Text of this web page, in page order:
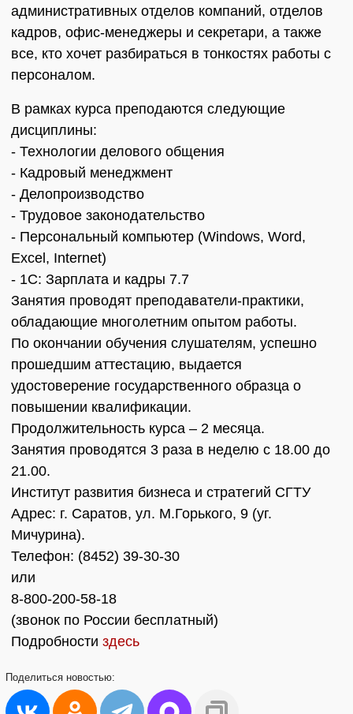
административных отделов компаний, отделов
кадров, офис-менеджеры и секретари, а также
все, кто хочет разбираться в тонкостях работы с
персоналом.
В рамках курса преподаются следующие
дисциплины:
- Технологии делового общения
- Кадровый менеджмент
- Делопроизводство
- Трудовое законодательство
- Персональный компьютер (Windows, Word,
Excel, Internet)
- 1С: Зарплата и кадры 7.7
Занятия проводят преподаватели-практики,
обладающие многолетним опытом работы.
По окончании обучения слушателям, успешно
прошедшим аттестацию, выдается
удостоверение государственного образца о
повышении квалификации.
Продолжительность курса – 2 месяца.
Занятия проводятся 3 раза в неделю с 18.00 до
21.00.
Институт развития бизнеса и стратегий СГТУ
Адрес: г. Саратов, ул. М.Горького, 9 (уг.
Мичурина).
Телефон: (8452) 39-30-30
или
8-800-200-58-18
(звонок по России бесплатный)
Подробности здесь
Поделиться новостью: